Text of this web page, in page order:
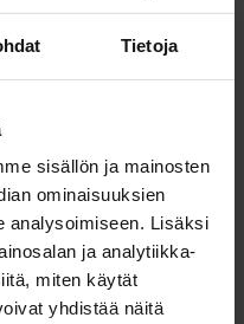
Tietoja
sisällön ja mainosten
ominaisuuksien
analysoimiseen. Lisäksi
ja analytiikka-
miten käytät
yhdistää näitä
tai rivitalo) ei
kannattaa
ja lähettää
ovat päättyneet